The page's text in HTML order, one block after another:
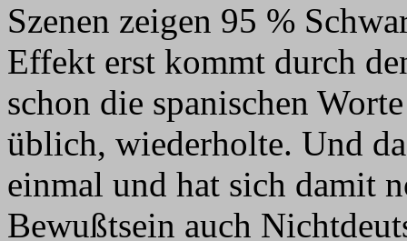
Szenen zeigen 95 %
Effekt erst kommt durch
schon die spanischen
üblich, wiederholte. Und
einmal und hat sich damit
Bewußtsein auch